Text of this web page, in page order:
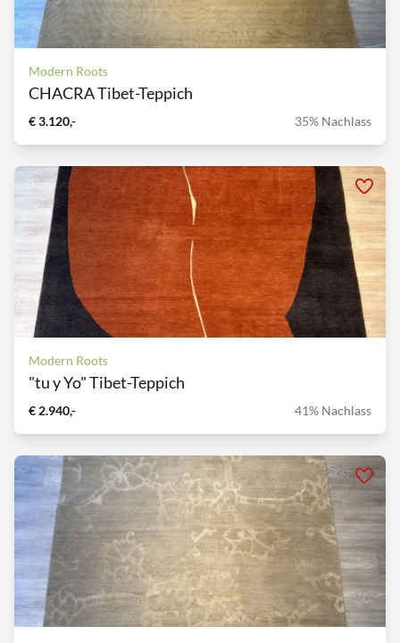
Modern Roots
CHACRA Tibet-Teppich
€ 3.120,- 35% Nachlass
Modern Roots
"tu y Yo" Tibet-Teppich
€ 2.940,- 41% Nachlass